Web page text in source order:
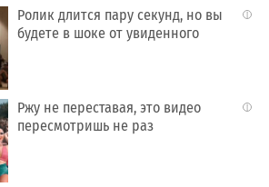
i
Ролик длится пару секунд, но вы
будете в шоке от увиденного
i
Ржу не переставая, это видео
пересмотришь не раз